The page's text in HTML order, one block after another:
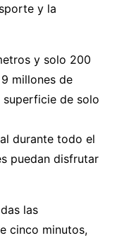
y la
y solo 200
millones de
superficie de solo
durante todo el
puedan disfrutar
las
cinco minutos,